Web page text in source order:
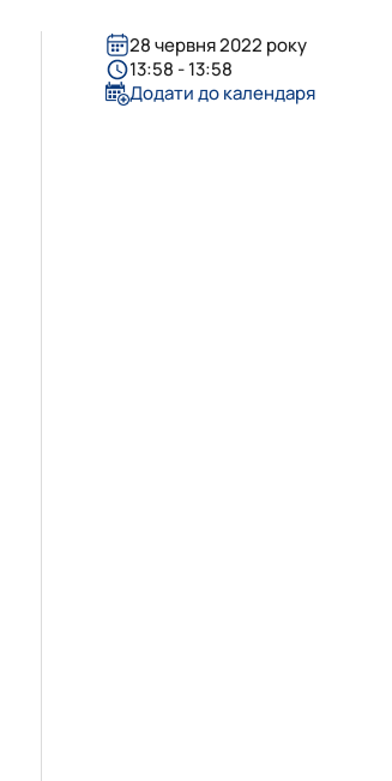
28 червня 2022 року
13:58 - 13:58
Додати до календаря